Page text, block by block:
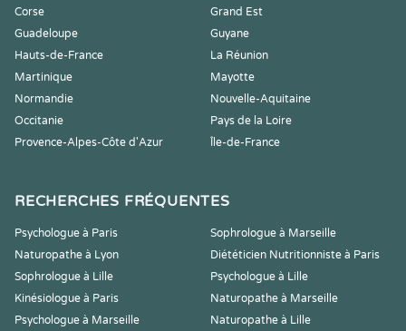
Corse
Grand Est
Guadeloupe
Guyane
Hauts-de-France
La Réunion
Martinique
Mayotte
Normandie
Nouvelle-Aquitaine
Occitanie
Pays de la Loire
Provence-Alpes-Côte d'Azur
Île-de-France
RECHERCHES FRÉQUENTES
Psychologue à Paris
Sophrologue à Marseille
Naturopathe à Lyon
Diététicien Nutritionniste à Paris
Sophrologue à Lille
Psychologue à Lille
Kinésiologue à Paris
Naturopathe à Marseille
Psychologue à Marseille
Naturopathe à Lille